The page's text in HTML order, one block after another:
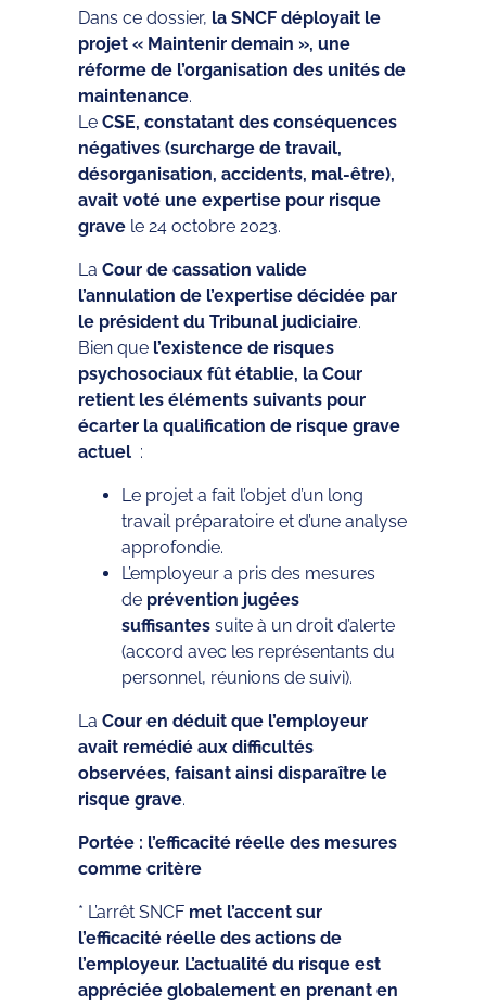
Dans ce dossier, la SNCF déployait le
projet « Maintenir demain », une
réforme de l’organisation des unités de
maintenance.
Le CSE, constatant des conséquences
négatives (surcharge de travail,
désorganisation, accidents, mal-être),
avait voté une expertise pour risque
grave le 24 octobre 2023.
La Cour de cassation valide
l’annulation de l’expertise décidée par
le président du Tribunal judiciaire.
Bien que l’existence de risques
psychosociaux fût établie, la Cour
retient les éléments suivants pour
écarter la qualification de risque grave
actuel :
Le projet a fait l’objet d’un long
travail préparatoire et d’une analyse
approfondie.
L’employeur a pris des mesures
de prévention jugées
suffisantes suite à un droit d’alerte
(accord avec les représentants du
personnel, réunions de suivi).
La Cour en déduit que l’employeur
avait remédié aux difficultés
observées, faisant ainsi disparaître le
risque grave.
Portée : l’efficacité réelle des mesures
comme critère
* L’arrêt SNCF met l’accent sur
l’efficacité réelle des actions de
l’employeur. L’actualité du risque est
appréciée globalement en prenant en